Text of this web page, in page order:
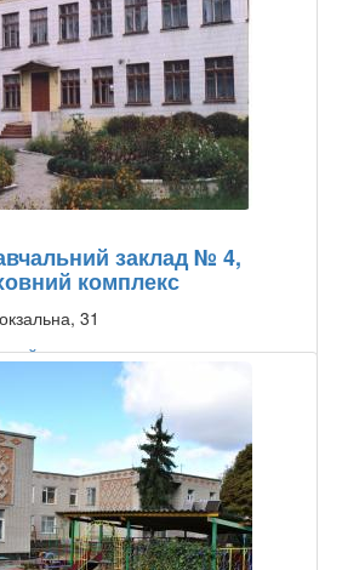
заклад № 4,
комплекс
31